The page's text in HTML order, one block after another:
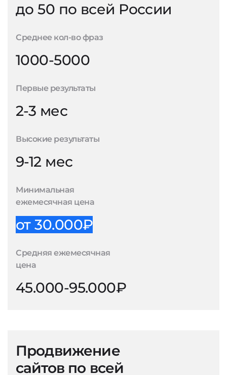
до 50 по всей России
Среднее кол-во фраз
1000-5000
Первые результаты
2-3 мес
Высокие результаты
9-12 мес
Минимальная
ежемесячная цена
от 30.000₽
Средняя ежемесячная
цена
45.000-95.000₽
Продвижение
сайтов по всей